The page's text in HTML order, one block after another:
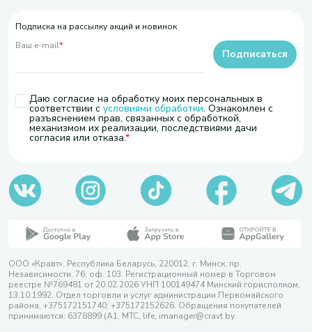
Подписка на рассылку акций и новинок
Ваш e-mail*
Даю согласие на обработку моих персональных в
соответствии с условиями обработки. Ознакомлен с
разъяснением прав, связанных с обработкой,
механизмом их реализации, последствиями дачи
согласия или отказа.
Подписаться
ООО «Кравт». Республика Беларусь, 220012, г. Минск, пр.
Независимости, 76, оф. 103. Регистрационный номер в Торговом
реестре №769481 от 20.02.2026 УНП 100149474 Минский горисполком,
13.10.1992. Отдел торговли и услуг администрации Первомайского
района, +375172151740; +375172152626. Обращения покупателей
принимаются: 6378899 (А1, МТС, life, imanager@cravt.by.